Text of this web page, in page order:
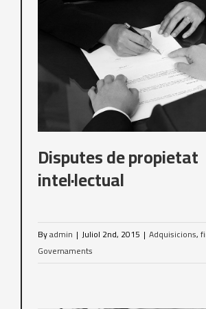
Disputes de propietat
intel·lectual
Byadmin | Juliol 2nd, 2015 | Adquisicions,
Governaments